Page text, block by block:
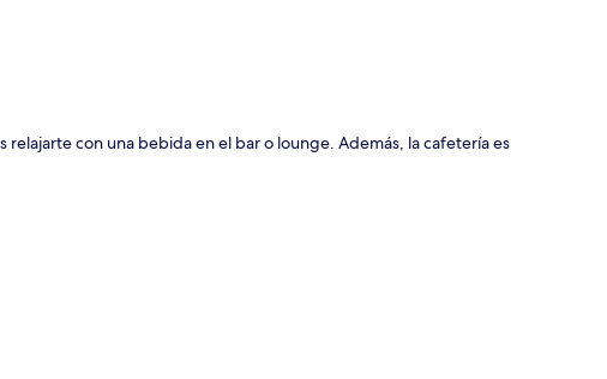
relajarte con una bebida en el bar o lounge. Además, la cafetería es